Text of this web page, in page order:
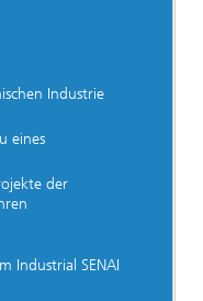
Industrie
eines
der
Industrial SENAI